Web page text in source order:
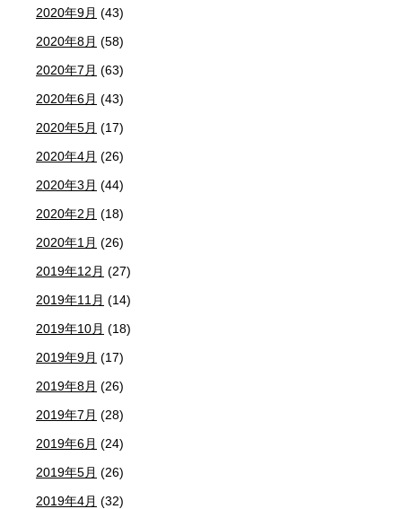
2020年9月 (43)
2020年8月 (58)
2020年7月 (63)
2020年6月 (43)
2020年5月 (17)
2020年4月 (26)
2020年3月 (44)
2020年2月 (18)
2020年1月 (26)
2019年12月 (27)
2019年11月 (14)
2019年10月 (18)
2019年9月 (17)
2019年8月 (26)
2019年7月 (28)
2019年6月 (24)
2019年5月 (26)
2019年4月 (32)